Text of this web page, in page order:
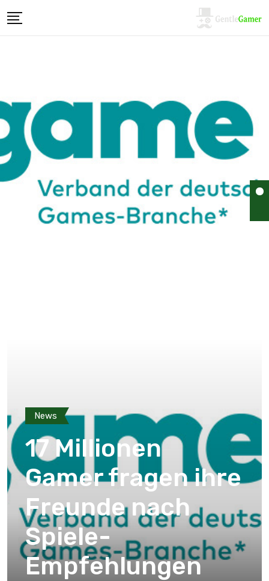
News
17 Millionen
Gamer fragen ihre
Freunde nach
Spiele-
Empfehlungen